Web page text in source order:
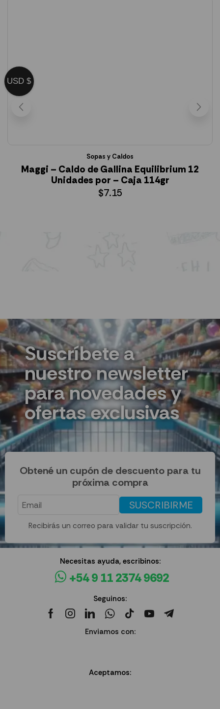
Sopas y Caldos
Maggi – Caldo de Gallina Equilibrium 12
Unidades por – Caja 114gr
$7.15
Suscríbete a
nuestro newsletter
para novedades y
ofertas exclusivas
Obtené un cupón de descuento para tu
próxima compra
SUSCRIBIRME
Recibirás un correo para validar tu suscripción.
Necesitas ayuda, escribinos:
+54 9 11 2374 9692
Seguinos:
Enviamos con:
Aceptamos:
USD $